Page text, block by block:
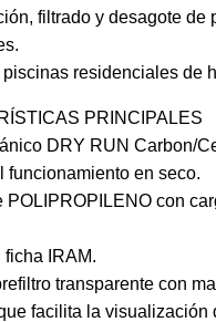
filtrado y desagote de
piscinas residenciales de
PRINCIPALES
DRY RUN Carbon/
funcionamiento en seco.
POLIPROPILENO con
ficha IRAM.
transparente con
facilita la visualización